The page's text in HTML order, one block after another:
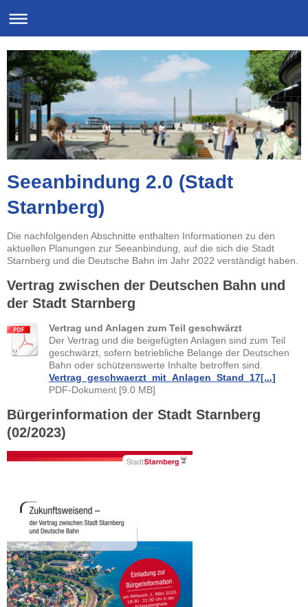
Seeanbindung 2.0 (Stadt
Starnberg)
Die nachfolgenden Abschnitte enthalten Informationen zu den
aktuellen Planungen zur Seeanbindung, auf die sich die Stadt
Starnberg und die Deutsche Bahn im Jahr 2022 verständigt haben.
Vertrag zwischen der Deutschen Bahn und
der Stadt Starnberg
Vertrag und Anlagen zum Teil geschwärzt
Der Vertrag und die beigefügten Anlagen sind zum Teil
geschwärzt, sofern betriebliche Belange der Deutschen
Bahn oder schützenswerte Inhalte betroffen sind.
Vertrag_geschwaerzt_mit_Anlagen_Stand_17[...]
PDF-Dokument [9.0 MB]
Bürgerinformation der Stadt Starnberg
(02/2023)